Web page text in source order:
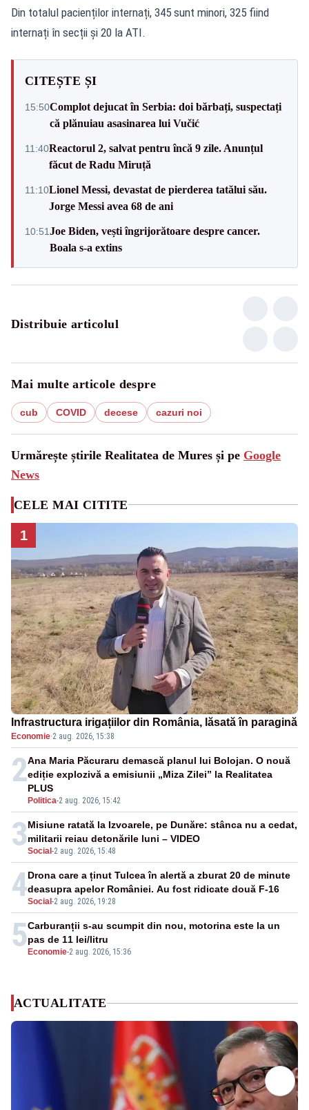
Din totalul pacienților internați, 345 sunt minori, 325 fiind
internați în secții și 20 la ATI.
CITEȘTE ȘI
15:50Complot dejucat în Serbia: doi bărbați, suspectați
că plănuiau asasinarea lui Vučić
11:40Reactorul 2, salvat pentru încă 9 zile. Anunțul
făcut de Radu Miruță
11:10Lionel Messi, devastat de pierderea tatălui său.
Jorge Messi avea 68 de ani
10:51Joe Biden, vești îngrijorătoare despre cancer.
Boala s-a extins
Distribuie articolul
Mai multe articole despre
cub COVID decese cazuri noi
Urmărește știrile Realitatea de Mures și pe Google
News
CELE MAI CITITE
1
Infrastructura irigațiilor din România, lăsată în paragină
Economie·2 aug. 2026, 15:38
2
Politica-2 aug. 2026, 15:42
Ana Maria Păcuraru demască planul lui Bolojan. O nouă
ediție explozivă a emisiunii „Miza Zilei” la Realitatea
PLUS
3Social -2 aug. 2026, 15:48
Misiune ratată la Izvoarele, pe Dunăre: stânca nu a cedat,
militarii reiau detonările luni – VIDEO
4Social -2 aug. 2026, 19:28
Drona care a ținut Tulcea în alertă a zburat 20 de minute
deasupra apelor României. Au fost ridicate două F-16
5 Economie-2 aug. 2026, 15:36
Carburanții s-au scumpit din nou, motorina este la un
pas de 11 lei/litru
ACTUALITATE